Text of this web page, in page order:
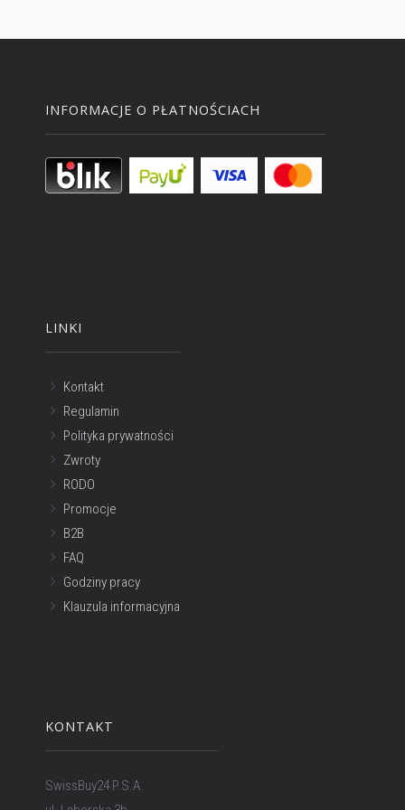
INFORMACJE O PŁATNOŚCIACH
LINKI
Kontakt
Regulamin
Polityka prywatności
Zwroty
RODO
Promocje
B2B
FAQ
Godziny pracy
Klauzula informacyjna
KONTAKT
SwissBuy24 P.S.A.